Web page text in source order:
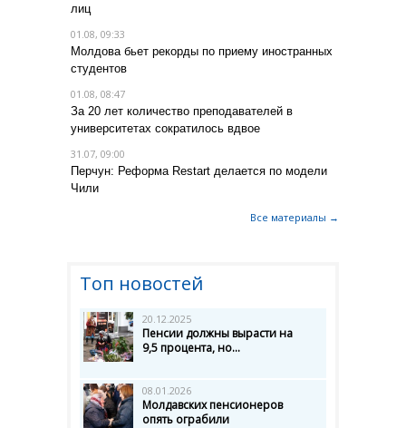
лиц
01.08, 09:33
Молдова бьет рекорды по приему иностранных
студентов
01.08, 08:47
За 20 лет количество преподавателей в
университетах сократилось вдвое
31.07, 09:00
Перчун: Реформа Restart делается по модели
Чили
Все материалы →
Топ новостей
20.12.2025
Пенсии должны вырасти на
9,5 процента, но...
08.01.2026
Молдавских пенсионеров
опять ограбили